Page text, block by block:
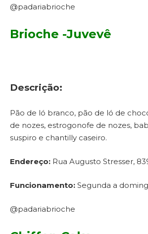
@padariabrioche
Brioche -Juvevê
Descrição:
Pão de ló branco, pão de ló de
de nozes, estrogonofe de nozes,
suspiro e chantilly caseiro.
Endereço: Rua Augusto Stresser,
Funcionamento: Segunda a
@padariabrioche